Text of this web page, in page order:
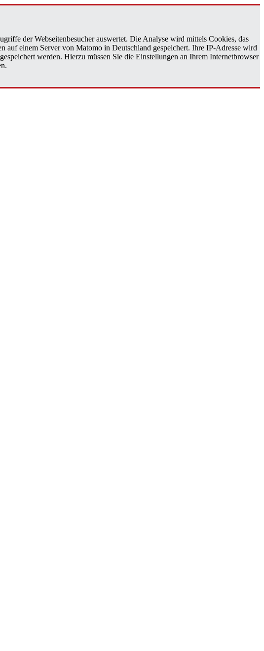
der Webseitenbesucher auswertet. Die Analyse wird mittels Cookies, das
auf einem Server von Matomo in Deutschland gespeichert. Ihre IP-Adresse wird
werden. Hierzu müssen Sie die Einstellungen an Ihrem Internetbrowser